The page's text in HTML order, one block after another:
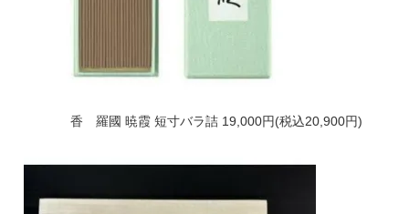
香 羅國 暁霞 短寸バラ詰 19,000円(税込20,900円)